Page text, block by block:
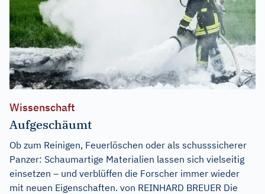
Wissenschaft
Aufgeschäumt
Ob zum Reinigen, Feuerlöschen oder als schusssicherer
Panzer: Schaumartige Materialien lassen sich vielseitig
einsetzen – und verblüffen die Forscher immer wieder
mit neuen Eigenschaften. von REINHARD BREUER Die